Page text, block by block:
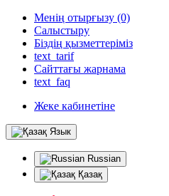
Менің отырғызу (0)
Салыстыру
Біздің қызметтеріміз
text_tarif
Сайттағы жарнама
text_faq
Жеке кабинетіне
Язык
Russian
Қазақ